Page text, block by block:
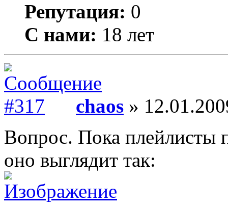
Репутация: 0
С нами: 18 лет
chaos »
Вопрос. Пока плейлисты
оно выглядит так: